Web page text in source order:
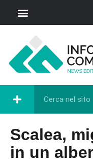
Scalea,
in un